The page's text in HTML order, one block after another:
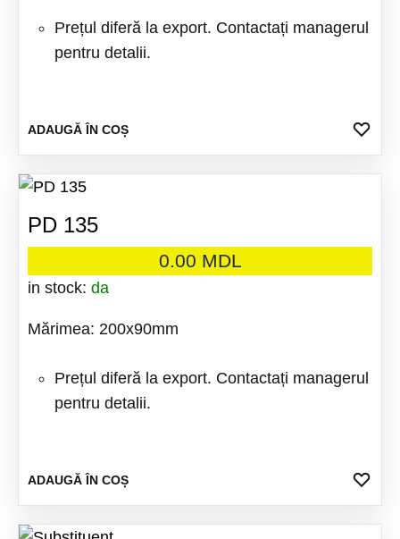
Prețul diferă la export. Contactați managerul
pentru detalii.
ADAUGĂ ÎN COȘ
PD 135
0.00 MDL
in stock: da
Mărimea: 200x90mm
Prețul diferă la export. Contactați managerul
pentru detalii.
ADAUGĂ ÎN COȘ